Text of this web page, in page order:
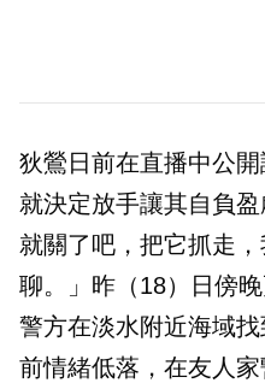
狄鶯日前在直播中公
就決定放手讓其自負
就關了吧，把它抓走
聊。」昨（18）日傍
警方在淡水附近海域
前情緒低落，在友人